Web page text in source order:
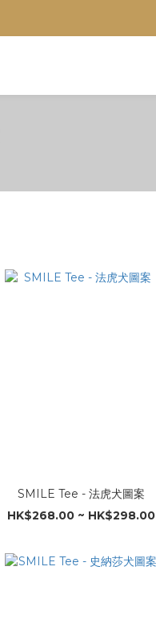
SMILE Tee - 法虎犬圖案
HK$268.00 ~ HK$298.00